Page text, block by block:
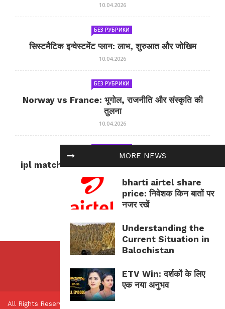
MORE NEWS
bharti airtel share
price: निवेशक किन बातों पर
नजर रखें
Understanding the
Current Situation in
Balochistan
ETV Win: दर्शकों के लिए
एक नया अनुभव
10.04.2026
БЕЗ РУБРИКИ
सिस्टमैटिक इन्वेस्टमेंट प्लान: लाभ, शुरुआत और जोखिम
10.04.2026
БЕЗ РУБРИКИ
Norway vs France: भूगोल, राजनीति और संस्कृति की
तुलना
10.04.2026
ipl match tomorrow: कल का IPL मैच — जानकारी
और सलाह
10.04.2026
All Rights Reserved.